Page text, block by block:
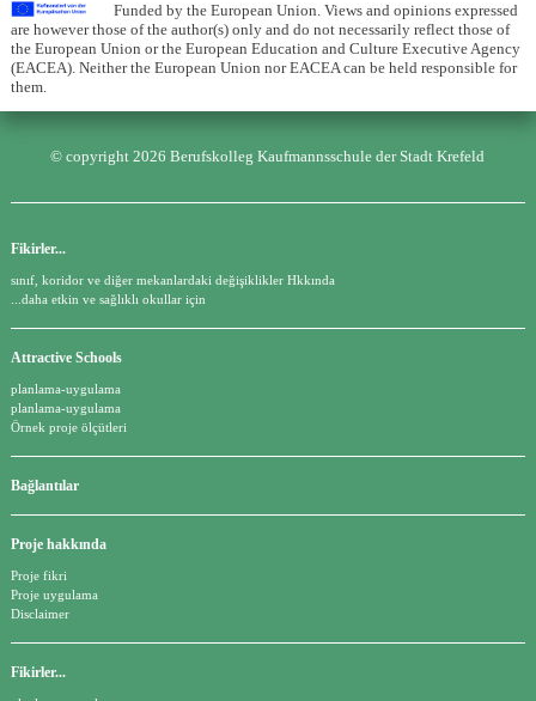
Funded by the European Union. Views and opinions expressed
are however those of the author(s) only and do not necessarily reflect those of
the European Union or the European Education and Culture Executive Agency
(EACEA). Neither the European Union nor EACEA can be held responsible for
them.
© copyright 2026 Berufskolleg Kaufmannsschule der Stadt Krefeld
Fikirler...
sınıf, koridor ve diğer mekanlardaki değişiklikler Hkkında
...daha etkin ve sağlıklı okullar için
Attractive Schools
planlama-uygulama
planlama-uygulama
Örnek proje ölçütleri
Bağlantılar
Proje hakkında
Proje fikri
Proje uygulama
Disclaimer
Fikirler...